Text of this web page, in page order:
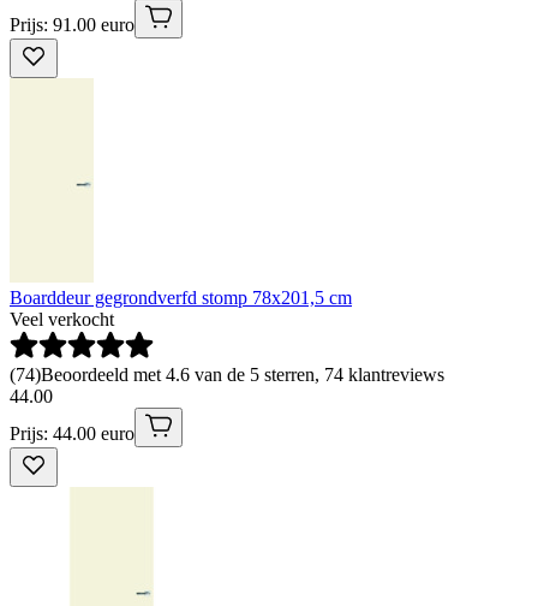
Prijs: 91.00 euro
Boarddeur gegrondverfd stomp 78x201,5 cm
Veel verkocht
(74)Beoordeeld met 4.6 van de 5 sterren, 74 klantreviews
44.00
Prijs: 44.00 euro